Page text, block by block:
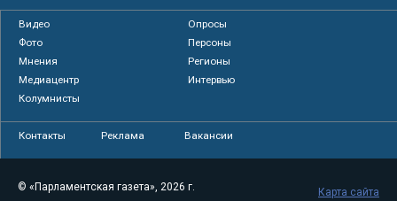
Видео
Опросы
Фото
Персоны
Мнения
Регионы
Медиацентр
Интервью
Колумнисты
Контакты Реклама Вакансии
© «Парламентская газета», 2026 г.
Карта сайта